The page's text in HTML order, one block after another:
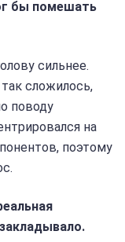
бы помешать
сильнее.
сложилось,
поводу
на
поэтому